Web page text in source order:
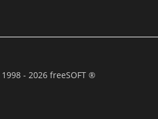
- 2026 freeSOFT ®